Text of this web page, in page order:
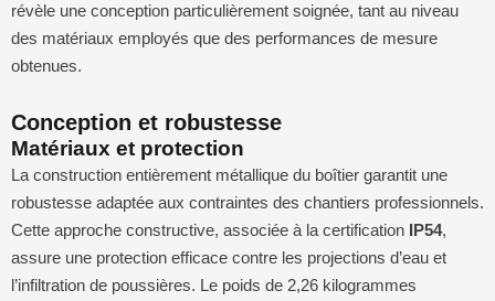
révèle une conception particulièrement soignée, tant au niveau
des matériaux employés que des performances de mesure
obtenues.
Conception et robustesse
Matériaux et protection
La construction entièrement métallique du boîtier garantit une
robustesse adaptée aux contraintes des chantiers professionnels.
Cette approche constructive, associée à la certification IP54,
assure une protection efficace contre les projections d’eau et
l’infiltration de poussières. Le poids de 2,26 kilogrammes